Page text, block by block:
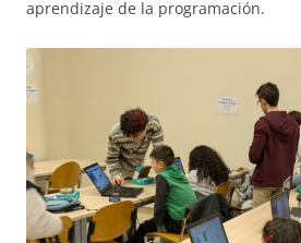
aprendizaje de la programación.